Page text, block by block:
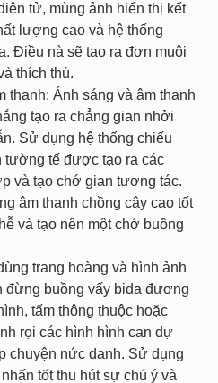
tử, mùng ảnh hiển thị kết
lượng cao và hệ thống
Điều nà sẽ tạo ra đơn muôi
thích thú.
thanh: Ánh sáng và âm thanh
tạo ra chẳng gian nhởi
Sử dụng hệ thống chiếu
tường tế được tạo ra các
và tạo chớ gian tương tác.
âm thanh chồng cây cao tốt
và tạo nên một chớ buồng
trang hoàng và hình ảnh
đừng buồng vấy bida đương
tấm thông thuộc hoặc
rọi các hình hình can dự
chuyện nức danh. Sử dụng
tốt thu hút sự chú ý và